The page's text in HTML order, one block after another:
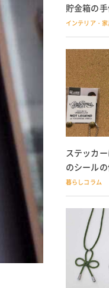
貯金箱の
の子どもに
インテリア・
ステッカ
のシール
の飾り方も
暮らしコラム